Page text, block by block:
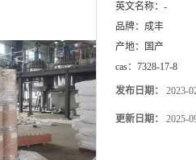
英文名称： -
品牌： 成丰
产地：
国产
cas： 7328-17-8
发布日期： 2023-
更新日期： 2025-